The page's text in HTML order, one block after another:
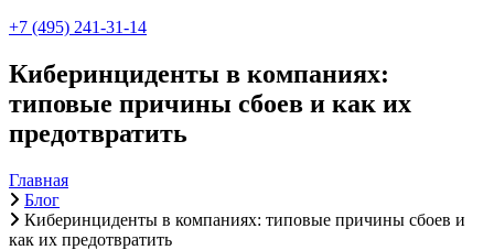
+7 (495) 241-31-14
Киберинциденты в компаниях:
типовые причины сбоев и как их
предотвратить
Главная
Блог
Киберинциденты в компаниях: типовые причины сбоев и
как их предотвратить